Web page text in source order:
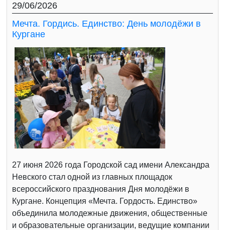
29/06/2026
Мечта. Гордись. Единство: День молодёжи в
Кургане
27 июня 2026 года Городской сад имени Александра
Невского стал одной из главных площадок
всероссийского празднования Дня молодёжи в
Кургане. Концепция «Мечта. Гордость. Единство»
объединила молодежные движения, общественные
и образовательные организации, ведущие компании